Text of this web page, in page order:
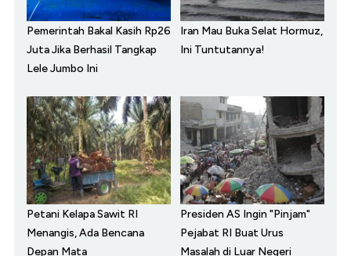
Pemerintah Bakal Kasih Rp26
Juta Jika Berhasil Tangkap
Lele Jumbo Ini
Iran Mau Buka Selat Hormuz,
Ini Tuntutannya!
Petani Kelapa Sawit RI
Menangis, Ada Bencana
Depan Mata
Presiden AS Ingin "Pinjam"
Pejabat RI Buat Urus
Masalah di Luar Negeri